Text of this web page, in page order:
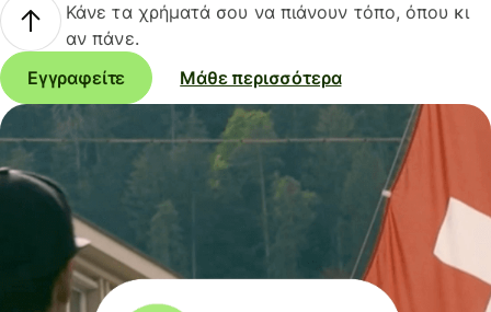
Κάνε τα χρήματά σου να πιάνουν τόπο, όπου κι
αν πάνε.
Εγγραφείτε
Μάθε περισσότερα